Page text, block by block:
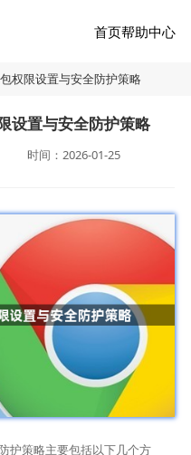
首页帮助中心
权限设置与安全防护策略
设置与安全防护策略
时间：2026-01-25
护策略主要包括以下几个方